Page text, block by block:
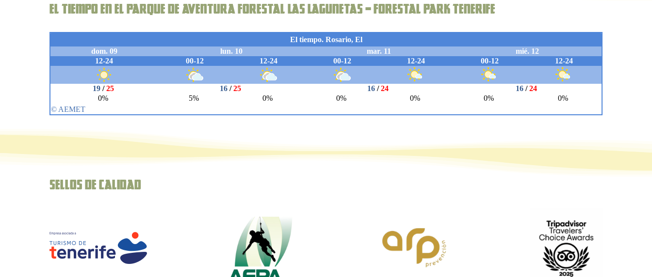
El Tiempo en el parque de aventura forestal Las Lagunetas – Forestal Park Tenerife
Sellos de Calidad